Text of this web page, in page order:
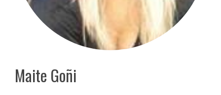
Maite Goñi